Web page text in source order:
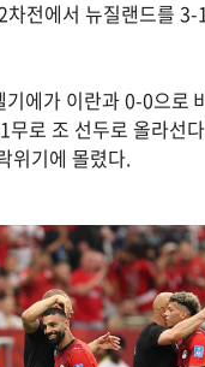
차전에서 뉴질랜드를
기에가 이란과 0-0으로
무로 조 선두로 올라선
위기에 몰렸다.